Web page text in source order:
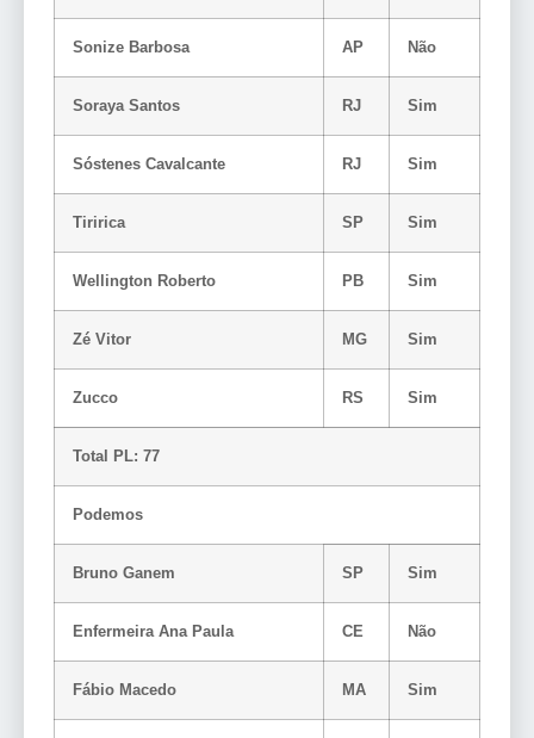
Sonize Barbosa AP Não
Soraya Santos RJ Sim
Sóstenes Cavalcante RJ Sim
Tiririca SP Sim
Wellington Roberto PB Sim
Zé Vitor MG Sim
Zucco RS Sim
Total PL: 77
Podemos
Bruno Ganem SP Sim
Enfermeira Ana Paula CE Não
Fábio Macedo MA Sim